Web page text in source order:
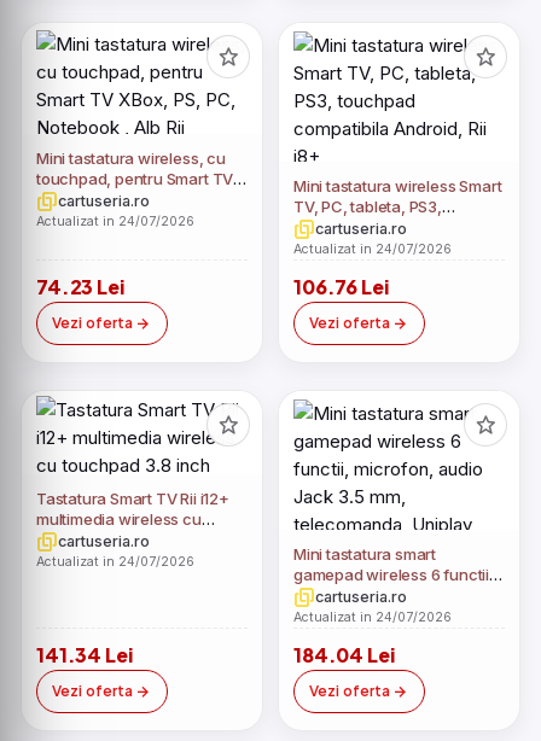
Mini tastatura wireless, cu
touchpad, pentru Smart TV
XBox, PS, PC, Notebook , Alb
Rii
cartuseria.ro
Actualizat in 24/07/2026
74.23 Lei
Vezi oferta
Mini tastatura wireless Smart
TV, PC, tableta, PS3,
touchpad compatibila
Android, Rii i8+
cartuseria.ro
Actualizat in 24/07/2026
106.76 Lei
Vezi oferta
Tastatura Smart TV Rii i12+
multimedia wireless cu
touchpad 3.8 inch
cartuseria.ro
Actualizat in 24/07/2026
141.34 Lei
Vezi oferta
Mini tastatura smart
gamepad wireless 6 functii,
microfon, audio Jack 3.5
mm, telecomanda, Uniplay
cartuseria.ro
Actualizat in 24/07/2026
184.04 Lei
Vezi oferta